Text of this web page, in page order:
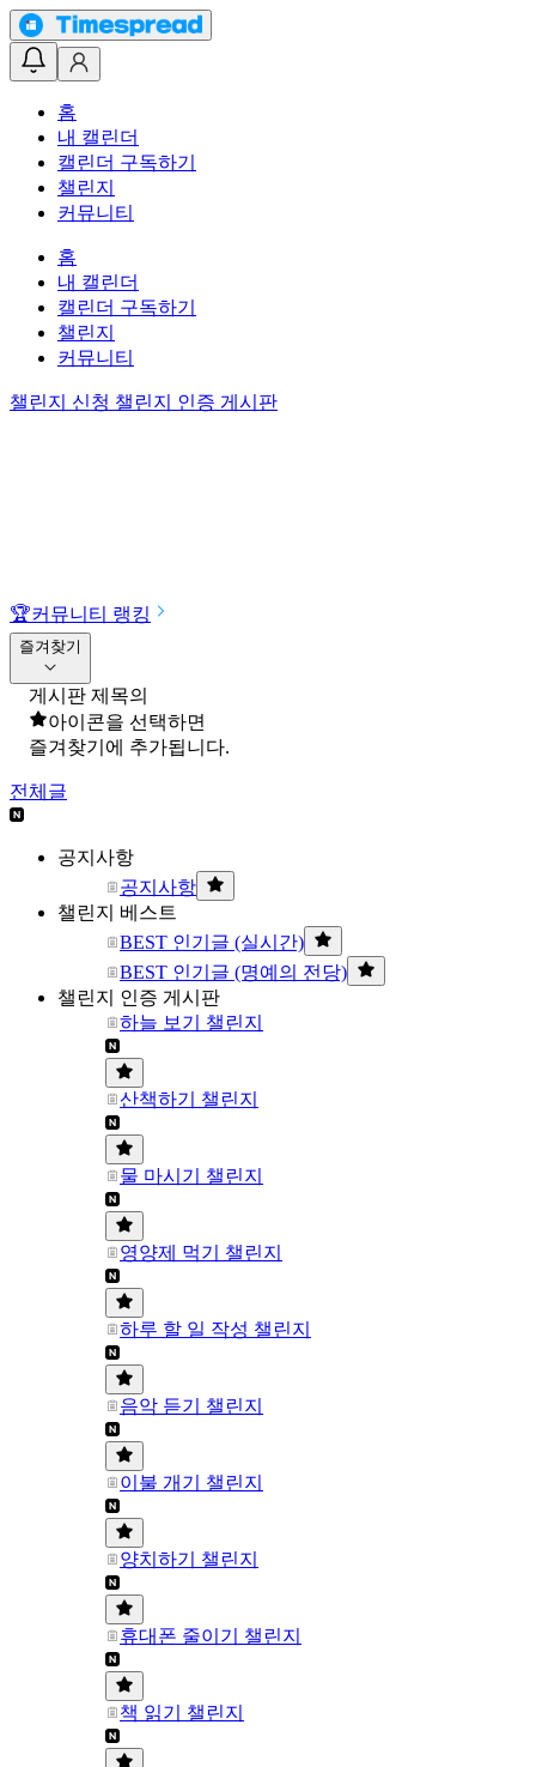
홈
내 캘린더
캘린더 구독하기
챌린지
커뮤니티
홈
내 캘린더
캘린더 구독하기
챌린지
커뮤니티
챌린지 신청 챌린지 인증 게시판
🏆커뮤니티 랭킹
즐겨찾기
게시판 제목의
아이콘을 선택하면
즐겨찾기에 추가됩니다.
전체글
공지사항
공지사항
챌린지 베스트
BEST 인기글 (실시간)
BEST 인기글 (명예의 전당)
챌린지 인증 게시판
하늘 보기 챌린지
산책하기 챌린지
물 마시기 챌린지
영양제 먹기 챌린지
하루 할 일 작성 챌린지
음악 듣기 챌린지
이불 개기 챌린지
양치하기 챌린지
휴대폰 줄이기 챌린지
책 읽기 챌린지